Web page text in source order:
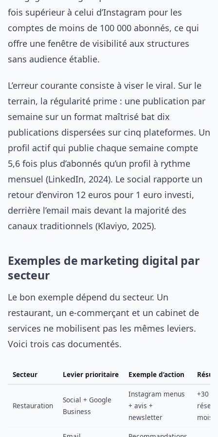
fois supérieur à celui d’Instagram pour les
comptes de moins de 100 000 abonnés, ce qui
offre une fenêtre de visibilité aux structures
sans audience établie.
L’erreur courante consiste à viser le viral. Sur le
terrain, la régularité prime : une publication par
semaine sur un format maîtrisé bat dix
publications dispersées sur cinq plateformes. Un
profil actif qui publie chaque semaine compte
5,6 fois plus d’abonnés qu’un profil à rythme
mensuel (LinkedIn, 2024). Le social rapporte un
retour d’environ 12 euros pour 1 euro investi,
derrière l’email mais devant la majorité des
canaux traditionnels (Klaviyo, 2025).
Exemples de marketing digital par
secteur
Le bon exemple dépend du secteur. Un
restaurant, un e-commerçant et un cabinet de
services ne mobilisent pas les mêmes leviers.
Voici trois cas documentés.
Secteur Levier prioritaire Exemple d’action
Restauration
Social + Google
Business
Instagram menus
+ avis +
newsletter
+30 %
mois